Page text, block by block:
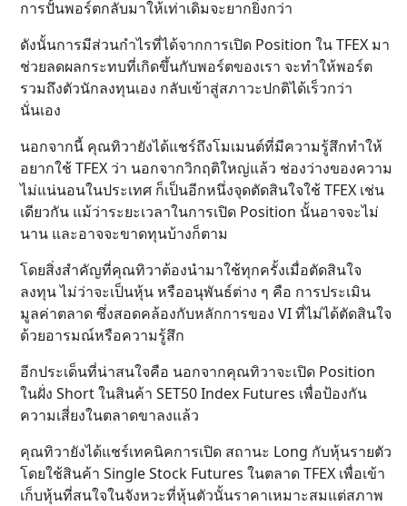
การปั้นพอร์ตกลับมาให้เท่าเดิมจะยากยิ่งกว่า
ดังนั้นการมีส่วนกำไรที่ได้จากการเปิด Position ใน TFEX มา
ช่วยลดผลกระทบที่เกิดขึ้นกับพอร์ตของเรา จะทำให้พอร์ต
รวมถึงตัวนักลงทุนเอง กลับเข้าสู่สภาวะปกติได้เร็วกว่า
นั่นเอง
นอกจากนี้ คุณทิวายังได้แชร์ถึงโมเมนต์ที่มีความรู้สึกทำให้
อยากใช้ TFEX ว่า นอกจากวิกฤติใหญ่แล้ว ช่องว่างของความ
ไม่แน่นอนในประเทศ ก็เป็นอีกหนึ่งจุดตัดสินใจใช้ TFEX เช่น
เดียวกัน แม้ว่าระยะเวลาในการเปิด Position นั้นอาจจะไม่
นาน และอาจจะขาดทุนบ้างก็ตาม
โดยสิ่งสำคัญที่คุณทิวาต้องนำมาใช้ทุกครั้งเมื่อตัดสินใจ
ลงทุน ไม่ว่าจะเป็นหุ้น หรืออนุพันธ์ต่าง ๆ คือ การประเมิน
มูลค่าตลาด ซึ่งสอดคล้องกับหลักการของ VI ที่ไม่ได้ตัดสินใจ
ด้วยอารมณ์หรือความรู้สึก
อีกประเด็นที่น่าสนใจคือ นอกจากคุณทิวาจะเปิด Position
ในฝั่ง Short ในสินค้า SET50 Index Futures เพื่อป้องกัน
ความเสี่ยงในตลาดขาลงแล้ว
คุณทิวายังได้แชร์เทคนิคการเปิด สถานะ Long กับหุ้นรายตัว
โดยใช้สินค้า Single Stock Futures ในตลาด TFEX เพื่อเข้า
เก็บหุ้นที่สนใจในจังหวะที่หุ้นตัวนั้นราคาเหมาะสมแต่สภาพ